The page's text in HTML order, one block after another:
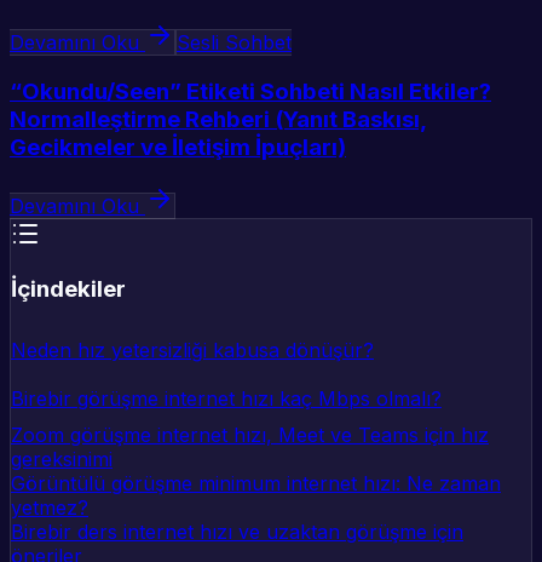
Devamını Oku Sesli Sohbet
“Okundu/Seen” Etiketi Sohbeti Nasıl Etkiler?
Normalleştirme Rehberi (Yanıt Baskısı,
Gecikmeler ve İletişim İpuçları)
Devamını Oku
İçindekiler
Neden hız yetersizliği kabusa dönüşür?
Birebir görüşme internet hızı kaç Mbps olmalı?
Zoom görüşme internet hızı, Meet ve Teams için hız
gereksinimi
Görüntülü görüşme minimum internet hızı: Ne zaman
yetmez?
Birebir ders internet hızı ve uzaktan görüşme için
öneriler